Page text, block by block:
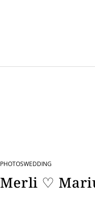
PHOTOSWEDDING
Merli ♡